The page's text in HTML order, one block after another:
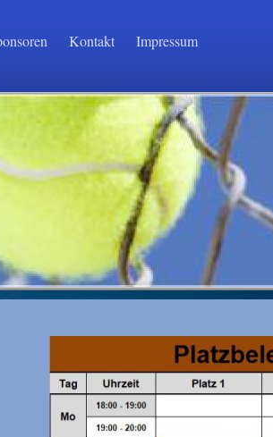
Kontakt Impressum